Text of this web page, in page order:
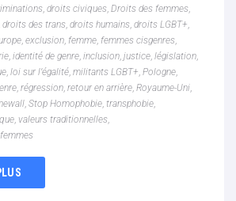
, droits civiques, Droits des femmes,
droits des trans, droits humains, droits LGBT+,
, exclusion, femme, femmes cisgenres,
, identité de genre, inclusion, justice, législation,
, loi sur l’égalité, militants LGBT+, Pologne,
, régression, retour en arrière, Royaume-Uni,
, Stop Homophobie, transphobie,
, valeurs traditionnelles,